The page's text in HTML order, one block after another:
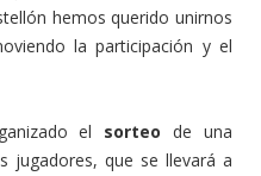
hemos querido unirnos
la participación y el
el sorteo de una
jugadores, que se llevará a